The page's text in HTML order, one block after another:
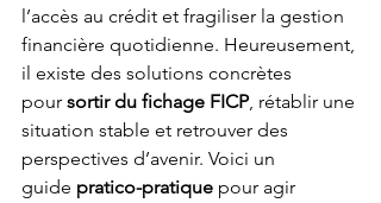
l’accès au crédit et fragiliser la gestion
financière quotidienne. Heureusement,
il existe des solutions concrètes
pour sortir du fichage FICP, rétablir une
situation stable et retrouver des
perspectives d’avenir. Voici un
guide pratico-pratique pour agir